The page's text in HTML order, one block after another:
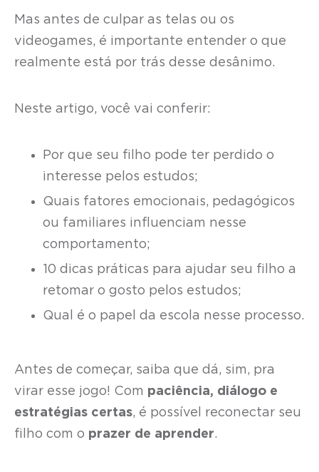
Mas antes de culpar as telas ou os
videogames, é importante entender o que
realmente está por trás desse desânimo.
Neste artigo, você vai conferir:
Por que seu filho pode ter perdido o
interesse pelos estudos;
Quais fatores emocionais, pedagógicos
ou familiares influenciam nesse
comportamento;
10 dicas práticas para ajudar seu filho a
retomar o gosto pelos estudos;
Qual é o papel da escola nesse processo.
Antes de começar, saiba que dá, sim, pra
virar esse jogo! Com paciência, diálogo e
estratégias certas, é possível reconectar seu
filho com o prazer de aprender.